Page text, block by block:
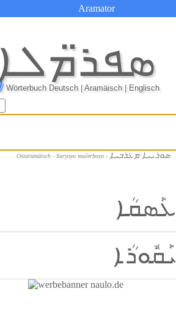
Aramator
ܣܦܪ̈ܡܠܐ
Wörterbuch Deutsch | Aramäisch | Englisch
Ostaramäisch - Suryoyo maĉerboyo - ܣܘܪܝܝܐ ܡܥܪܒܝܐ
ܥܰܣܩܳܐ
ܝܰܩܽܘܪܳܐ